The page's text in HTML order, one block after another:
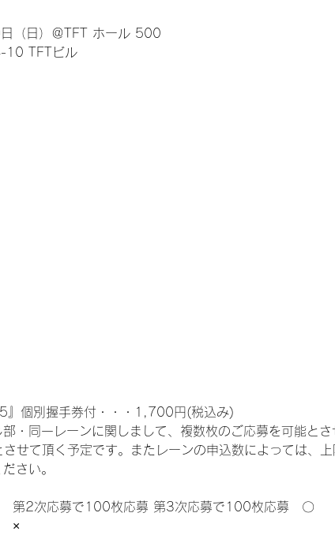
（日）＠TFT ホール 500
10 TFTビル
』個別握手券付・・・1,700円(税込み)
・同一レーンに関しまして、複数枚のご応募を可能と
せて頂く予定です。またレーンの申込数によっては、
さい。
第2次応募で100枚応募 第3次応募で100枚応募　〇
×